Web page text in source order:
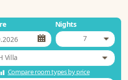
Nights
7
Villa
Compare room types by price